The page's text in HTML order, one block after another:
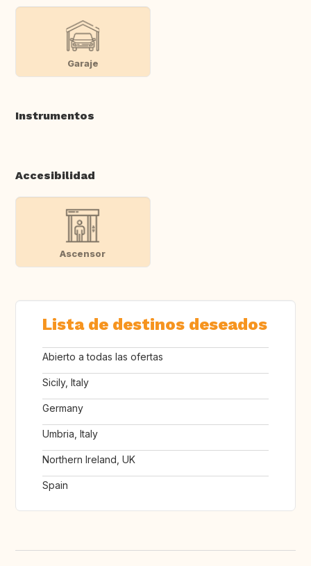
Garaje
Instrumentos
Accesibilidad
Ascensor
Lista de destinos deseados
Abierto a todas las ofertas
Sicily, Italy
Germany
Umbria, Italy
Northern Ireland, UK
Spain